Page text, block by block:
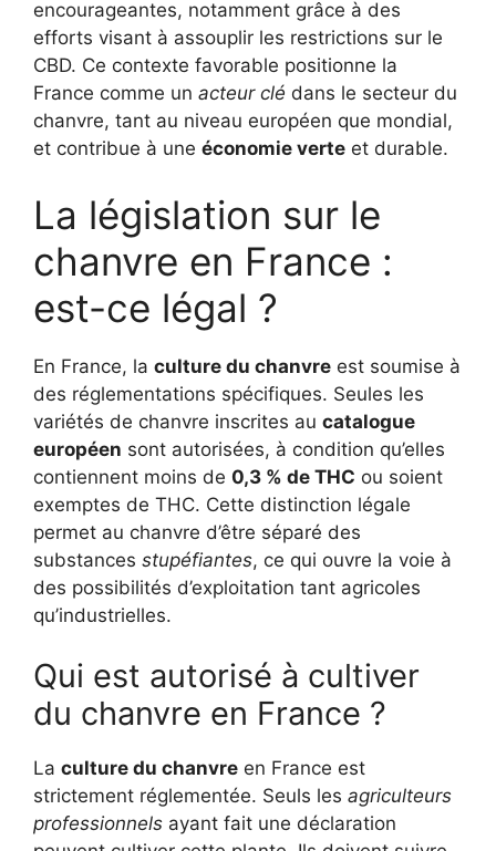
encourageantes, notamment grâce à des
efforts visant à assouplir les restrictions sur le
CBD. Ce contexte favorable positionne la
France comme un acteur clé dans le secteur du
chanvre, tant au niveau européen que mondial,
et contribue à une économie verte et durable.
La législation sur le
chanvre en France :
est-ce légal ?
En France, la culture du chanvre est soumise à
des réglementations spécifiques. Seules les
variétés de chanvre inscrites au catalogue
européen sont autorisées, à condition qu’elles
contiennent moins de 0,3 % de THC ou soient
exemptes de THC. Cette distinction légale
permet au chanvre d’être séparé des
substances stupéfiantes, ce qui ouvre la voie à
des possibilités d’exploitation tant agricoles
qu’industrielles.
Qui est autorisé à cultiver
du chanvre en France ?
La culture du chanvre en France est
strictement réglementée. Seuls les agriculteurs
professionnels ayant fait une déclaration